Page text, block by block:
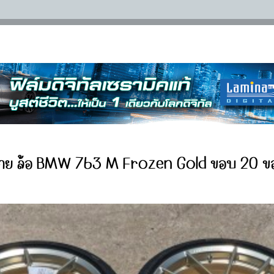
ย ล้อ BMW 763 M Frozen Gold ขอบ 20 ข